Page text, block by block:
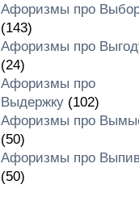
Афоризмы про
(143)
Афоризмы про
(24)
Афоризмы про
Выдержку(102)
Афоризмы про
(50)
Афоризмы про
(50)